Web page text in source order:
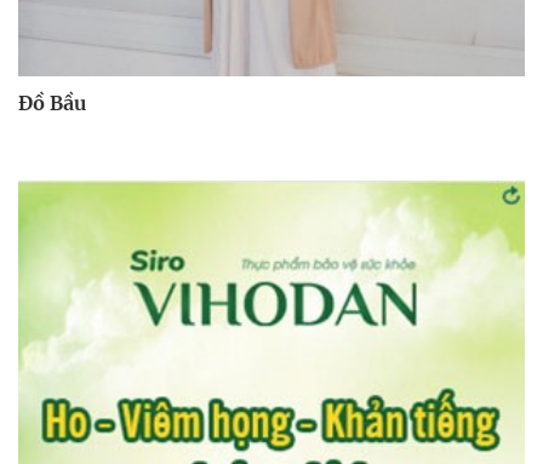
Đồ Bầu